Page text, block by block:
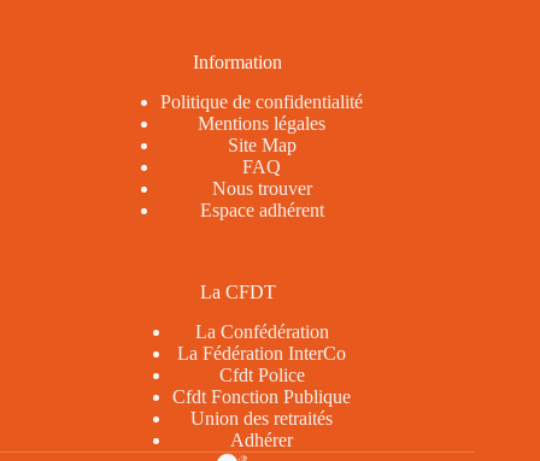
Information
Politique de confidentialité
Mentions légales
Site Map
FAQ
Nous trouver
Espace adhérent
La CFDT
La Confédération
La Fédération InterCo
Cfdt Police
Cfdt Fonction Publique
Union des retraités
Adhérer